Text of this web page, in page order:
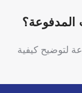
المدفوعة؟
لتوضيح كيفية